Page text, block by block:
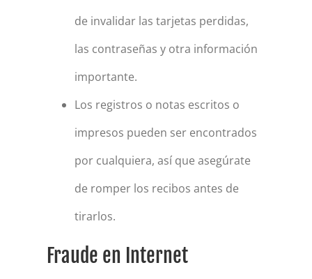
de invalidar las tarjetas perdidas,
las contraseñas y otra información
importante.
Los registros o notas escritos o
impresos pueden ser encontrados
por cualquiera, así que asegúrate
de romper los recibos antes de
tirarlos.
Fraude en Internet